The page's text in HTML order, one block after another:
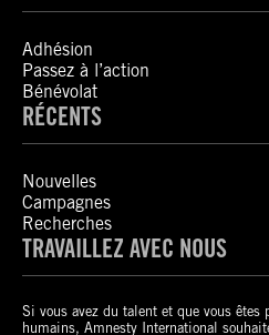
Adhésion
Passez à l’action
Bénévolat
RÉCENTS
Nouvelles
Campagnes
Recherches
TRAVAILLEZ AVEC NOUS
Si vous avez du talent et que vous êtes
humains, Amnesty International